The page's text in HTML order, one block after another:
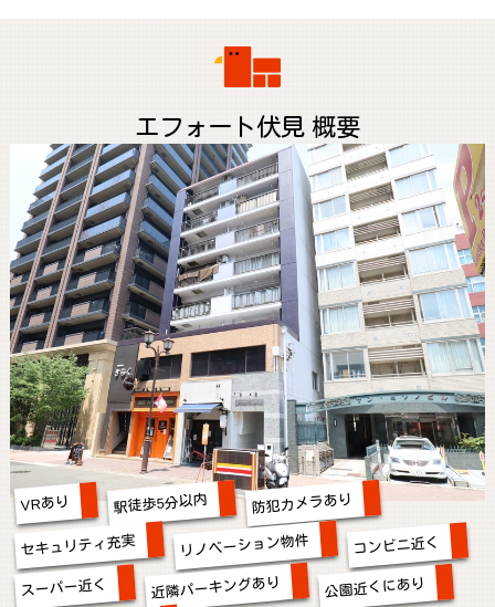
エフォート伏見 概要
VRあり 駅徒歩5分以内 防犯カメラあり
セキュリティ充実 リノベーション物件
コンビニ近く
スーパー近く
近隣パーキングあり 公園近くにあり